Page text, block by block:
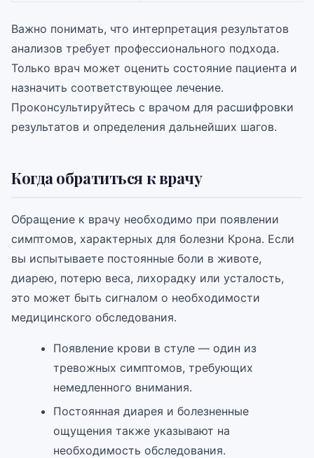
Важно понимать, что интерпретация результатов
анализов требует профессионального подхода.
Только врач может оценить состояние пациента и
назначить соответствующее лечение.
Проконсультируйтесь с врачом для расшифровки
результатов и определения дальнейших шагов.
Когда обратиться к врачу
Обращение к врачу необходимо при появлении
симптомов, характерных для болезни Крона. Если
вы испытываете постоянные боли в животе,
диарею, потерю веса, лихорадку или усталость,
это может быть сигналом о необходимости
медицинского обследования.
Появление крови в стуле — один из
тревожных симптомов, требующих
немедленного внимания.
Постоянная диарея и болезненные
ощущения также указывают на
необходимость обследования.